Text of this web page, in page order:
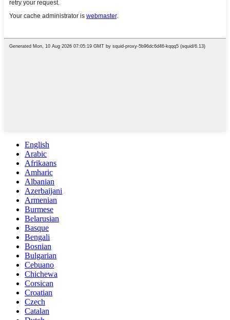
English
Arabic
Afrikaans
Amharic
Albanian
Azerbaijani
Armenian
Burmese
Belarusian
Basque
Bengali
Bosnian
Bulgarian
Cebuano
Chichewa
Corsican
Croatian
Czech
Catalan